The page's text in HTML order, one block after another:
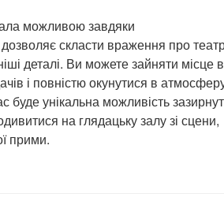
можливою завдяки
дозволяє скласти враження про
деталі. Ви можете зайняти місце в
і повністю окунутися в
буде унікальна можливість
на глядацьку залу зі сцени,
прими.